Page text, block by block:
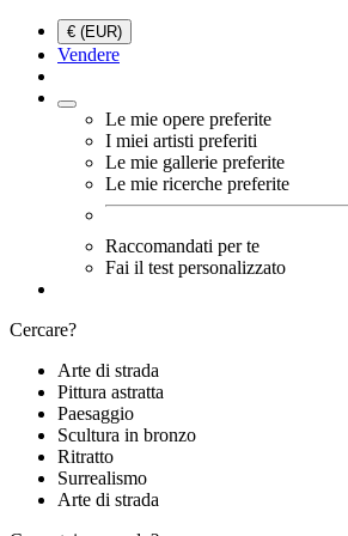
€ (EUR)
Vendere
Le mie opere preferite
I miei artisti preferiti
Le mie gallerie preferite
Le mie ricerche preferite
Raccomandati per te
Fai il test personalizzato
Cercare?
Arte di strada
Pittura astratta
Paesaggio
Scultura in bronzo
Ritratto
Surrealismo
Arte di strada